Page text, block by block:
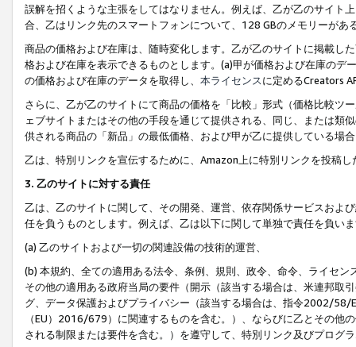
誤解を招くような主張をしてはなりません。例えば、乙が乙のサイト
合、乙はリンク先のスマートフォンについて、128 GBのメモリーがあ
商品の価格および在庫は、随時変化します。乙が乙のサイトに掲載し
格および在庫を表示できるものとします。(a)甲が価格および在庫の
の価格および在庫のデータを取得し、 本ライセンスに定めるCreators
さらに、乙が乙のサイトにて商品の価格を「比較」形式（価格比較ツ
ェブサイトまたはその他の手段を通じて提供される、同じ、または類
供される商品の「新品」の最低価格、および甲が乙に提供している場
乙は、特別リンクを宣伝するために、Amazon上に特別リンクを投稿
3. 乙のサイトに対する責任
乙は、乙のサイトに関して、その開発、運営、依存関係サービスおよ
任を負うものとします。例えば、乙は以下に関して単独で責任を負い
(a) 乙のサイトおよび一切の関連設備の技術的運営、
(b) 本規約、全ての適用ある法令、条例、規則、政令、命令、ライセ
その他の適用ある政府当局の要件（開示（該当する場合は、米連邦取
グ、データ保護およびプライバシー（該当する場合は、指令2002/58/
（EU）2016/679）に関連するものを含む。）、ならびに乙とその他
される制限または要件を含む。）を遵守して、特別リンク及びプログ